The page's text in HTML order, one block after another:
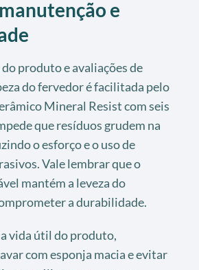
e
produto e avaliações de
do fervedor é facilitada pelo
Mineral Resist com seis
que resíduos grudem na
o esforço e o uso de
Vale lembrar que o
mantém a leveza do
a durabilidade.
vida útil do produto,
com esponja macia e evitar